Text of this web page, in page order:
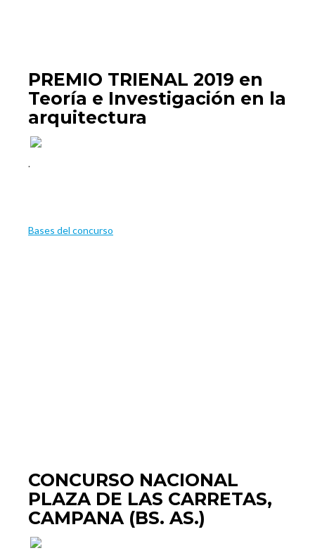
PREMIO TRIENAL 2019 en
Teoría e Investigación en la
arquitectura
.
Bases del concurso
CONCURSO NACIONAL
PLAZA DE LAS CARRETAS,
CAMPANA (BS. AS.)